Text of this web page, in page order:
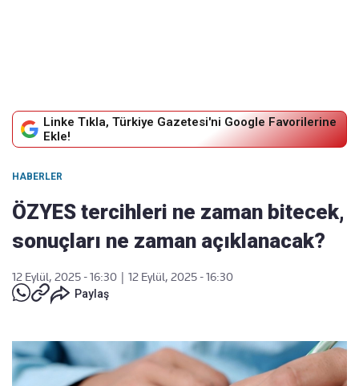
Linke Tıkla, Türkiye Gazetesi'ni Google Favorilerine
Ekle!
HABERLER
ÖZYES tercihleri ne zaman bitecek,
sonuçları ne zaman açıklanacak?
12 Eylül, 2025 - 16:30
12 Eylül, 2025 - 16:30
Paylaş